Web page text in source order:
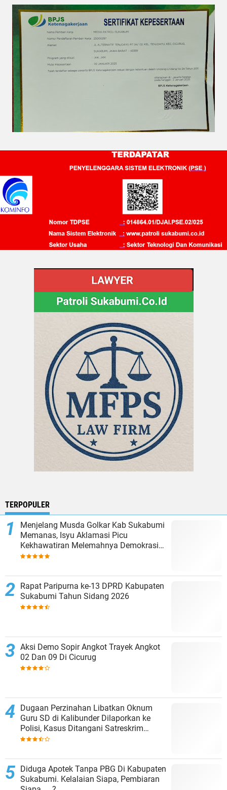
TERPOPULER
Menjelang Musda Golkar Kab Sukabumi
Memanas, Isyu Aklamasi Picu
Kekhawatiran Melemahnya Demokrasi
Internal
Rapat Paripurna ke-13 DPRD Kabupaten
Sukabumi Tahun Sidang 2026
Aksi Demo Sopir Angkot Trayek Angkot
02 Dan 09 Di Cicurug
Dugaan Perzinahan Libatkan Oknum
Guru SD di Kalibunder Dilaporkan ke
Polisi, Kasus Ditangani Satreskrim
Polres Sukabumi
Diduga Apotek Tanpa PBG Di Kabupaten
Sukabumi. Kelalaian Siapa, Pembiaran